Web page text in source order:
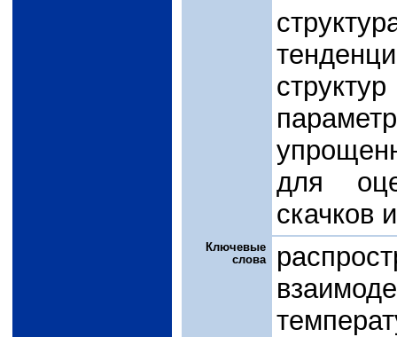
для
скачков
Ключевые
слова